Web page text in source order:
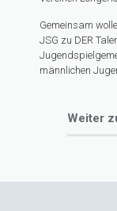
Gemeinsam
JSG zu DER
männlichen
Weiter